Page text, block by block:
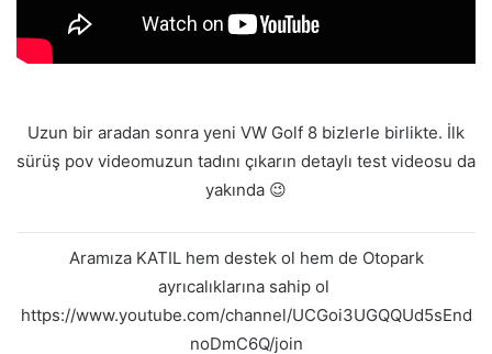
Uzun bir aradan sonra yeni VW Golf 8 bizlerle birlikte. İlk
sürüş pov videomuzun tadını çıkarın detaylı test videosu da
yakında 😉
Aramıza KATIL hem destek ol hem de Otopark
ayrıcalıklarına sahip ol
https://www.youtube.com/channel/UCGoi3UGQQUd5sEnd
noDmC6Q/join